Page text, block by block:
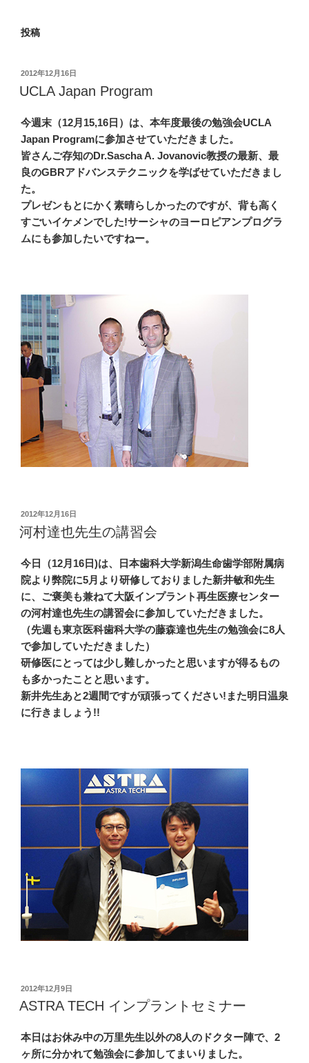
投稿
投
稿
日:
2012年12月16日
UCLA Japan Program
今週末（12月15,16日）は、本年度最後の勉強会UCLA
Japan Programに参加させていただきました。
皆さんご存知のDr.Sascha A. Jovanovic教授の最新、最
良のGBRアドバンステクニックを学ばせていただきまし
た。
プレゼンもとにかく素晴らしかったのですが、背も高く
すごいイケメンでした!サーシャのヨーロピアンプログラ
ムにも参加したいですねー。
投
稿
日:
2012年12月16日
河村達也先生の講習会
今日（12月16日)は、日本歯科大学新潟生命歯学部附属病
院より弊院に5月より研修しておりました新井敏和先生
に、ご褒美も兼ねて大阪インプラント再生医療センター
の河村達也先生の講習会に参加していただきました。
（先週も東京医科歯科大学の藤森達也先生の勉強会に8人
で参加していただきました）
研修医にとっては少し難しかったと思いますが得るもの
も多かったことと思います。
新井先生あと2週間ですが頑張ってください!また明日温泉
に行きましょう!!
投
稿
日:
2012年12月9日
ASTRA TECH インプラントセミナー
本日はお休み中の万里先生以外の8人のドクター陣で、2
ヶ所に分かれて勉強会に参加してまいりました。